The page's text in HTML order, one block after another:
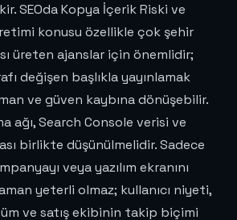
SEOda Kopya İçerik Riski ve
konusu özellikle çok şehir
üreten ajanslar için önemlidir;
değişen başlıkla yayınlamak
ve güven kaybına dönüşebilir.
ağı, Search Console verisi ve
birlikte düşünülmelidir. Sadece
veya yazılım ekranını
yeterli olmaz; kullanıcı niyeti,
ve satış ekibinin takip biçimi